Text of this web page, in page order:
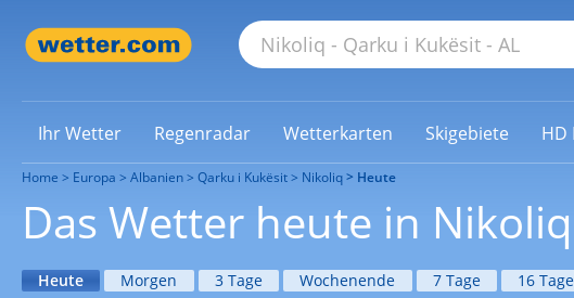
Ihr Wetter Regenradar Wetterkarten Skigebiete HD
Home Europa Albanien Qarku i Kukësit Nikoliq Heute
Das Wetter heute in Nikoliq
Heute Morgen 3 Tage Wochenende 7 Tage 16 Tage